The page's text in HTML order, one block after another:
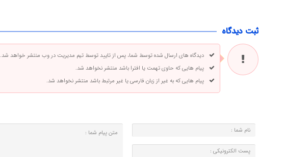
ثبت دیدگاه
دیدگاه های ارسال شده توسط شما، پس از تایید توسط تیم مدیریت در وب منتشر خواهد شد.
پیام هایی که حاوی تهمت یا افترا باشد منتشر نخواهد شد.
پیام هایی که به غیر از زبان فارسی یا غیر مرتبط باشد منتشر نخواهد شد.